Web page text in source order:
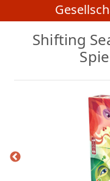
Shifting